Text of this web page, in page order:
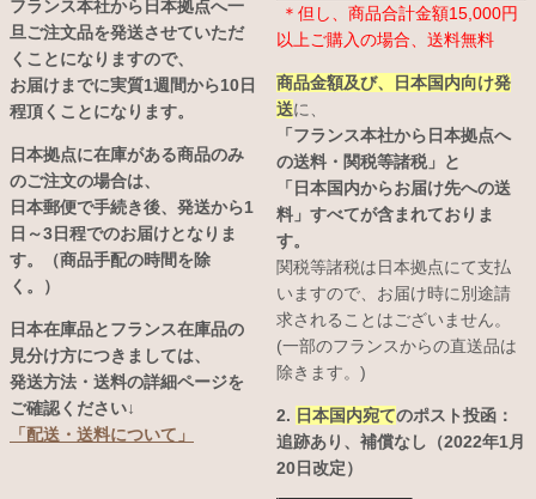
フランス本社から日本拠点へ一
旦ご注文品を発送させていただ
くことになりますので、
お届けまでに実質1週間から10日
程頂くことになります。
日本拠点に在庫がある商品のみ
のご注文の場合は、
日本郵便で手続き後、発送から1
日～3日程でのお届けとなりま
す。（商品手配の時間を除
く。）
日本在庫品とフランス在庫品の
見分け方につきましては、
発送方法・送料の詳細ページを
ご確認ください↓
「配送・送料について」
＊但し、商品合計金額15,000円
以上ご購入の場合、送料無料
商品金額及び、日本国内向け発
送に、
「フランス本社から日本拠点へ
の送料・関税等諸税」と
「日本国内からお届け先への送
料」すべてが含まれておりま
す。
関税等諸税は日本拠点にて支払
いますので、お届け時に別途請
求されることはございません。
(一部のフランスからの直送品は
除きます。)
2. 日本国内宛てのポスト投函：
追跡あり、補償なし（2022年1月
20日改定）